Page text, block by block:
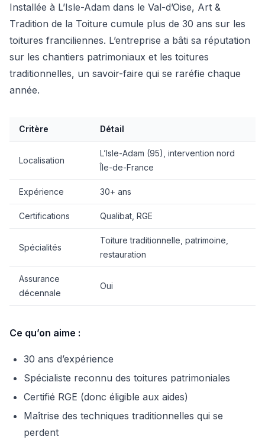
Installée à L’Isle-Adam dans le Val-d’Oise, Art &
Tradition de la Toiture cumule plus de 30 ans sur les
toitures franciliennes. L’entreprise a bâti sa réputation
sur les chantiers patrimoniaux et les toitures
traditionnelles, un savoir-faire qui se raréfie chaque
année.
Critère Détail
Localisation
L’Isle-Adam (95), intervention nord
Île-de-France
Expérience 30+ ans
Certifications Qualibat, RGE
Spécialités
Toiture traditionnelle, patrimoine,
restauration
Assurance
décennale
Oui
Ce qu’on aime :
30 ans d’expérience
Spécialiste reconnu des toitures patrimoniales
Certifié RGE (donc éligible aux aides)
Maîtrise des techniques traditionnelles qui se
perdent